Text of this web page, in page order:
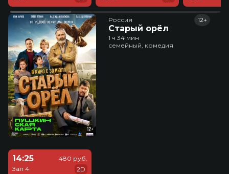
Россия
Старый орёл
12+
1 ч 34 мин
семейный, комедия
14:25
Зал 4
480 руб.
2D